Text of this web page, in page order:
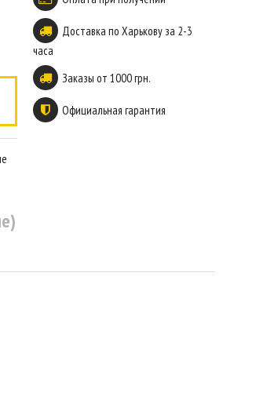
Доставка по Харькову за 2-3
часа
Заказы от 1000 грн.
Официальная гарантия